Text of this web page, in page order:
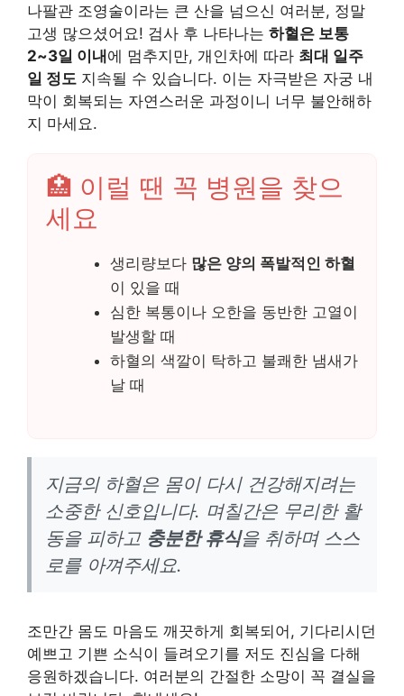
나팔관 조영술이라는 큰 산을 넘으신 여러분, 정말
고생 많으셨어요! 검사 후 나타나는 하혈은 보통
2~3일 이내에 멈추지만, 개인차에 따라 최대 일주
일 정도 지속될 수 있습니다. 이는 자극받은 자궁 내
막이 회복되는 자연스러운 과정이니 너무 불안해하
지 마세요.
🏥 이럴 땐 꼭 병원을 찾으
세요
생리량보다 많은 양의 폭발적인 하혈
이 있을 때
심한 복통이나 오한을 동반한 고열이
발생할 때
하혈의 색깔이 탁하고 불쾌한 냄새가
날 때
지금의 하혈은 몸이 다시 건강해지려는
소중한 신호입니다. 며칠간은 무리한 활
동을 피하고 충분한 휴식을 취하며 스스
로를 아껴주세요.
조만간 몸도 마음도 깨끗하게 회복되어, 기다리시던
예쁘고 기쁜 소식이 들려오기를 저도 진심을 다해
응원하겠습니다. 여러분의 간절한 소망이 꼭 결실을